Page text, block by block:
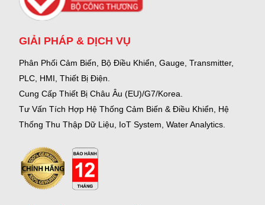
GIẢI PHÁP & DỊCH VỤ
Phân Phối Cảm Biến, Bộ Điều Khiển, Gauge, Transmitter,
PLC, HMI, Thiết Bị Điện.
Cung Cấp Thiết Bị Châu Âu (EU)/G7/Korea.
Tư Vấn Tích Hợp Hệ Thống Cảm Biến & Điều Khiển, Hệ
Thống Thu Thập Dữ Liệu, IoT System, Water Analytics.